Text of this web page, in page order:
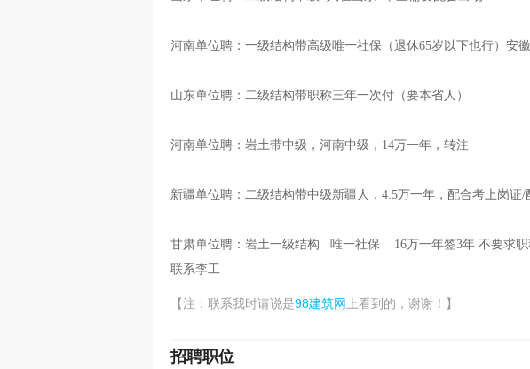
河南单位聘：一级结构带高级唯一社保（退休65岁以下也行）安
山东单位聘：二级结构带职称三年一次付（要本省人）
河南单位聘：岩土带中级，河南中级，14万一年，转注
新疆单位聘：二级结构带中级新疆人，4.5万一年，配合考上岗证/
甘肃单位聘：岩土一级结构 唯一社保 16万一年签3年 不要求职
联系李工
【注：联系我时请说是98建筑网上看到的，谢谢！】
招聘职位